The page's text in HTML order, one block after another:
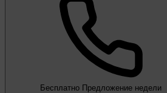
Бесплатно Предложение недели